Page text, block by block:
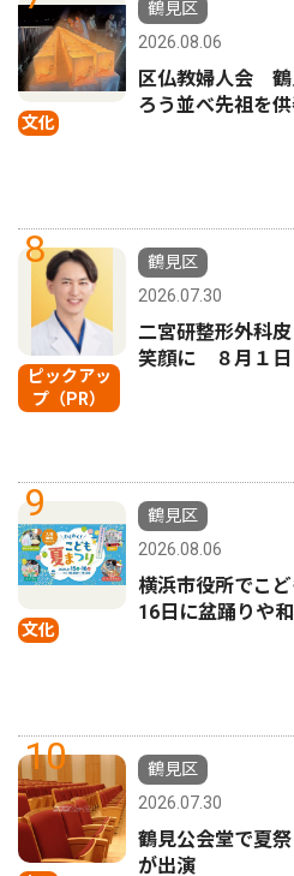
文化
鶴見区
2026.08.06
区仏教婦人会
ろう並べ先祖を
8
ピックアッ
プ（PR）
鶴見区
2026.07.30
二宮研整形外科
笑顔に ８月１日
9
文化
鶴見区
2026.08.06
横浜市役所でこ
16日に盆踊りや
10
鶴見区
2026.07.30
鶴見公会堂で夏
が出演